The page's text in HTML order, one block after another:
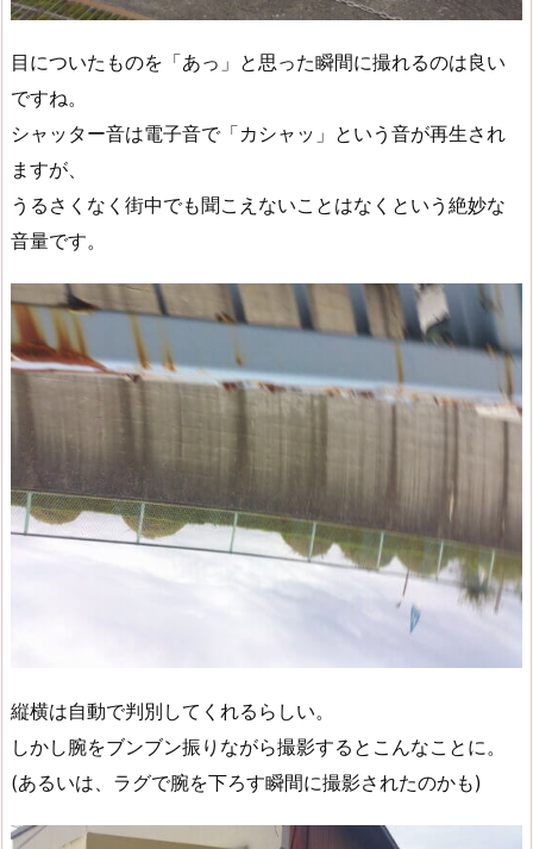
目についたものを「あっ」と思った瞬間に撮れるのは良い
ですね。
シャッター音は電子音で「カシャッ」という音が再生され
ますが、
うるさくなく街中でも聞こえないことはなくという絶妙な
音量です。
縦横は自動で判別してくれるらしい。
しかし腕をブンブン振りながら撮影するとこんなことに。
(あるいは、ラグで腕を下ろす瞬間に撮影されたのかも)